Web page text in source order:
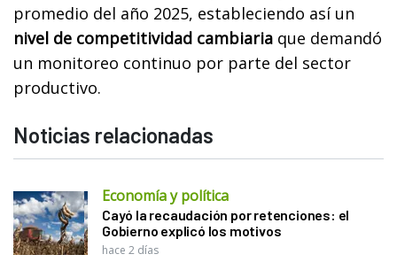
promedio del año 2025, estableciendo así un
nivel de competitividad cambiaria que demandó
un monitoreo continuo por parte del sector
productivo.
Noticias relacionadas
Economía y política
Cayó la recaudación por retenciones: el
Gobierno explicó los motivos
hace 2 días